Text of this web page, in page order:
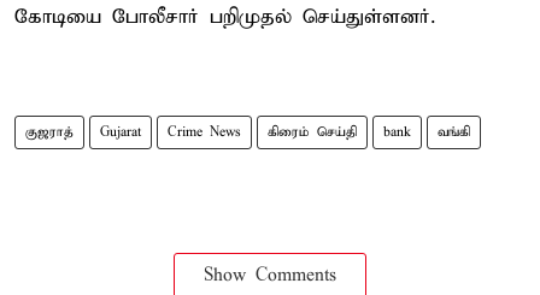
கோடியை போலீசார் பறிமுதல் செய்துள்ளனர்.
குஜராத் Gujarat Crime News கிரைம் செய்தி bank வங்கி
Show Comments